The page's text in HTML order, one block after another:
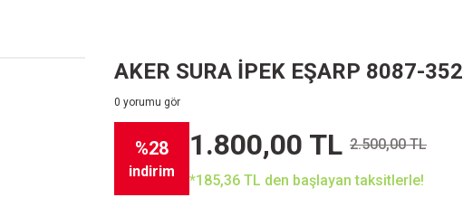
AKER SURA İPEK EŞARP 8087-352
0 yorumu gör
%28
indirim
1.800,00 TL 2.500,00 TL
*185,36 TL den başlayan taksitlerle!